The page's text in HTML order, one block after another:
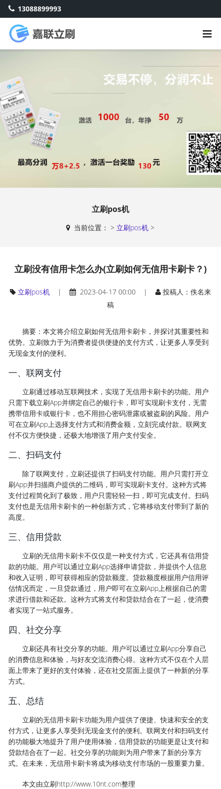
13088899993
立刷pos机
当前位置：> 立刷pos机 >
立刷没有信用卡怎么办(立刷如何无信用卡刷卡？)
立刷pos机| 2023-04-17 00:00 |
投稿人：佚名来
稿
摘要：本文将介绍立刷如何无信用卡刷卡，并探讨其重要性和
优势。立刷致力于为消费者提供便捷的支付方式，让更多人享受到
无现金支付的便利。
一、联网支付
立刷通过移动互联网技术，实现了无信用卡刷卡的功能。用户
只需下载立刷App并绑定自己的银行卡，即可实现刷卡支付，无需
携带信用卡或银行卡，也不用担心密码泄露或被盗刷的风险。用户
可在立刷App上选择支付方式和消费金额，立刻完成付款。联网支
付不仅方便快捷，还极大地增强了用户支付安全。
二、扫码支付
除了联网支付，立刷还提供了扫码支付功能。用户只需打开立
刷App并扫描商户提供的二维码，即可实现刷卡支付。这种方式将
支付过程简化到了极致，用户只需轻轻一扫，即可完成支付。扫码
支付也是无信用卡刷卡的一种创新方式，它将移动支付带到了新的
高度。
三、信用贷款
立刷的无信用卡刷卡不仅仅是一种支付方式，它还具有信用贷
款的功能。用户可以通过立刷App选择申请贷款，并提供个人信息
和收入证明，即可获得相应的贷款额度。贷款额度根据用户信用评
估情况而定，一旦贷款通过，用户即可在立刷App上根据自己的需
求进行借款和还款。这种方式将支付和贷款结合在了一起，使消费
者实现了一站式服务。
四、社交分享
立刷还具有社交分享的功能。用户可以通过立刷App分享自己
的消费信息和体验，与好友交流消费心得。这种方式不仅在个人层
面上带来了更好的支付体验，还在社交层面上提供了一种新的分享
方式。
五、总结
立刷的无信用卡刷卡功能为用户提供了便捷、快速和安全的支
付方式，让更多人享受到无现金支付的便利。联网支付和扫码支付
的功能极大地提升了用户使用体验，信用贷款的功能更是让支付和
贷款结合在了一起。社交分享的功能则为用户带来了新的分享方
式。在未来，无信用卡刷卡将成为移动支付市场的一股重要力量。
本文由立刷http://www.10nt.com整理